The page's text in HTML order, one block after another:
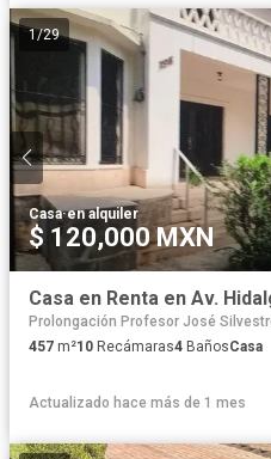
1/29
Casa·en alquiler
$ 120,000 MXN
Prolongación Profesor José
457 m²10 Recámaras4 BañosCasa
Actualizado hace más de 1 mes